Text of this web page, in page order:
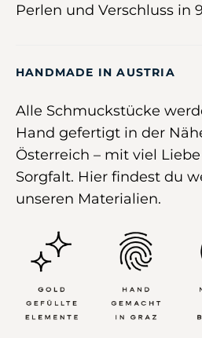
Perlen und Verschluss in
HANDMADE IN AUSTRIA
Alle Schmuckstücke
Hand gefertigt in der
Österreich – mit viel
Sorgfalt. Hier findest du
unseren Materialien.